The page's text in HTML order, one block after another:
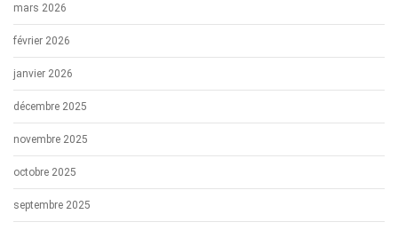
mars 2026
février 2026
janvier 2026
décembre 2025
novembre 2025
octobre 2025
septembre 2025